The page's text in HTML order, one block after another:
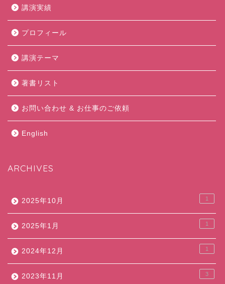
講演実績
プロフィール
講演テーマ
著書リスト
お問い合わせ & お仕事のご依頼
English
ARCHIVES
2025年10月 1
2025年1月 1
2024年12月 1
2023年11月 3